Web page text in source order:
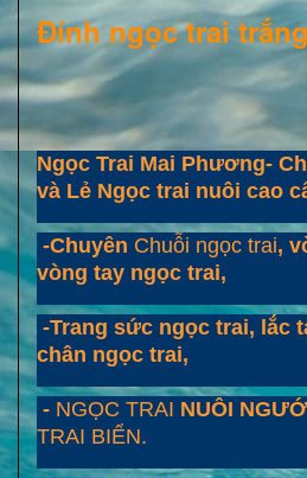
Đính ngọc trai
Ngọc Trai Mai Phương-
và Lẻ Ngọc trai nuôi cao
-Chuyên Chuỗi ngọc trai,
vòng tay ngọc trai,
-Trang sức ngọc trai, lắc
chân ngọc trai,
- NGỌC TRAI NUÔI
TRAI BIỂN.